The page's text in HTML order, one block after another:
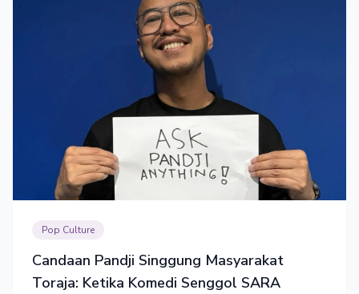
Pop Culture
Candaan Pandji Singgung Masyarakat
Toraja: Ketika Komedi Senggol SARA